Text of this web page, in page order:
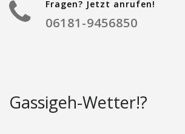
Fragen? Jetzt anrufen!
06181-9456850
Gassigeh-Wetter!?